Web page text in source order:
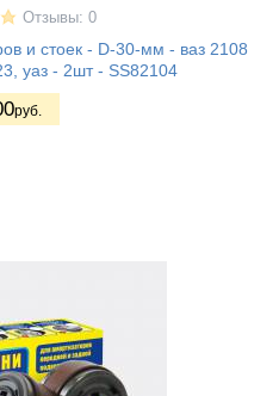
Отзывы: 0
и стоек - D-30-мм - ваз 2108
уаз - 2шт - SS82104
руб.